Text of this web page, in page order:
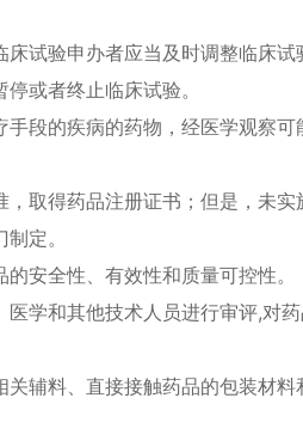
验申办者应当及时调整临床试
或者终止临床试验。
的疾病的药物，经医学观察可
得药品注册证书；但是，未实
定。
安全性、有效性和质量可控性。
和其他技术人员进行审评,对药
料、直接接触药品的包装材料